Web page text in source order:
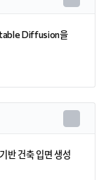
Diffusion을
건축 입면 생성